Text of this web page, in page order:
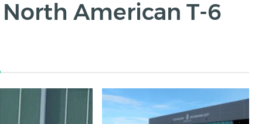
North American T-6